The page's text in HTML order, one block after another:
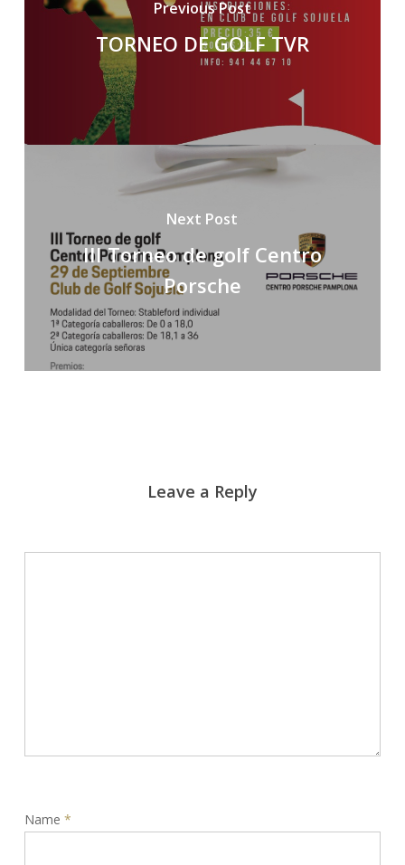
Previous Post
TORNEO DE GOLF TVR
Next Post
III Torneo de golf Centro
Porsche
Leave a Reply
Name *